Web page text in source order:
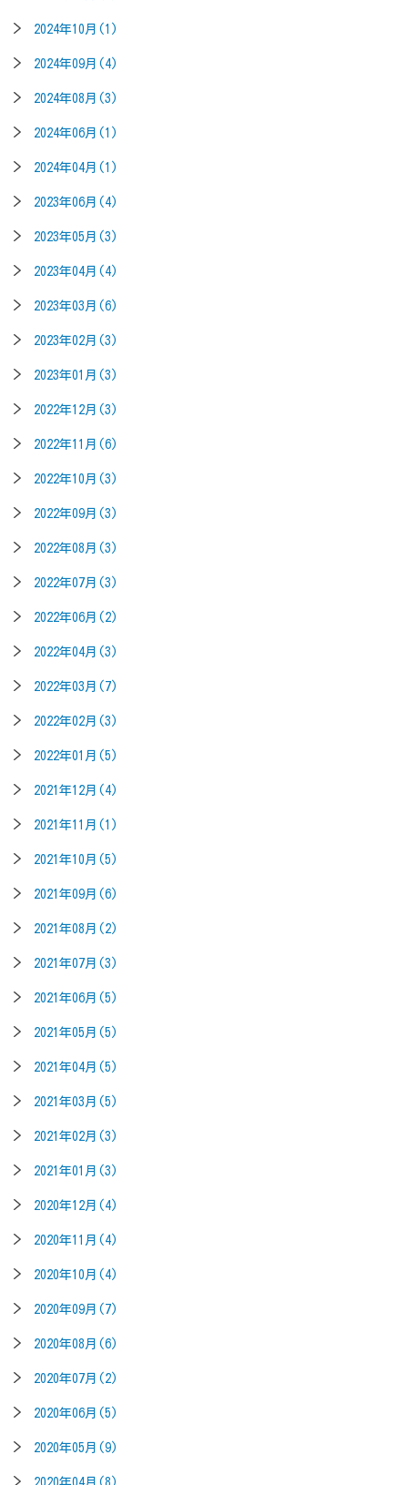
2024年10月(1)
2024年09月(4)
2024年08月(3)
2024年06月(1)
2024年04月(1)
2023年06月(4)
2023年05月(3)
2023年04月(4)
2023年03月(6)
2023年02月(3)
2023年01月(3)
2022年12月(3)
2022年11月(6)
2022年10月(3)
2022年09月(3)
2022年08月(3)
2022年07月(3)
2022年06月(2)
2022年04月(3)
2022年03月(7)
2022年02月(3)
2022年01月(5)
2021年12月(4)
2021年11月(1)
2021年10月(5)
2021年09月(6)
2021年08月(2)
2021年07月(3)
2021年06月(5)
2021年05月(5)
2021年04月(5)
2021年03月(5)
2021年02月(3)
2021年01月(3)
2020年12月(4)
2020年11月(4)
2020年10月(4)
2020年09月(7)
2020年08月(6)
2020年07月(2)
2020年06月(5)
2020年05月(9)
2020年04月(8)